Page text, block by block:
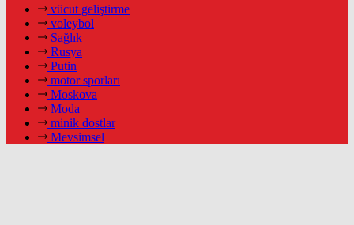
vücut geliştirme
voleybol
Sağlık
Rusya
Putin
motor sporları
Moskova
Moda
minik dostlar
Mevsimsel